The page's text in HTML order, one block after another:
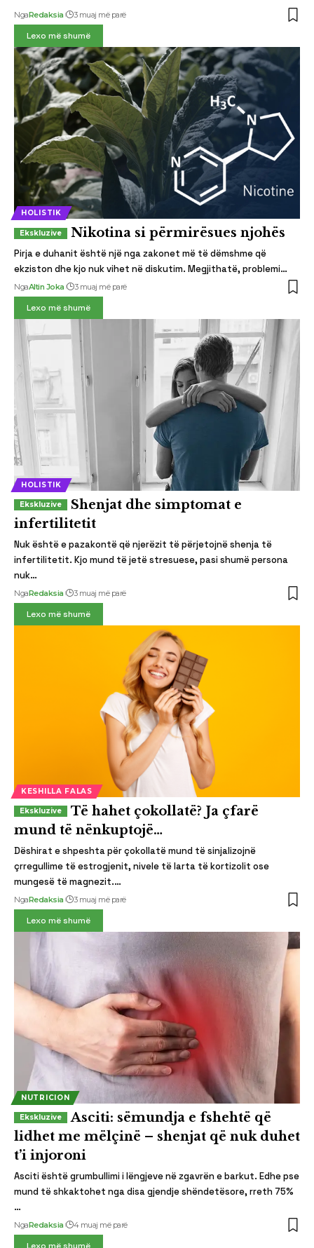
NgaRedaksia 3 muaj më parë
Lexo më shumë
HOLISTIK
Nikotina si përmirësues njohës
Pirja e duhanit është një nga zakonet më të dëmshme që
ekziston dhe kjo nuk vihet në diskutim. Megjithatë, problemi…
NgaAltin Joka 3 muaj më parë
Lexo më shumë
HOLISTIK
Shenjat dhe simptomat e
infertilitetit
Nuk është e pazakontë që njerëzit të përjetojnë shenja të
infertilitetit. Kjo mund të jetë stresuese, pasi shumë persona
nuk…
NgaRedaksia 3 muaj më parë
Lexo më shumë
KESHILLA FALAS
Të hahet çokollatë? Ja çfarë
mund të nënkuptojë…
Dëshirat e shpeshta për çokollatë mund të sinjalizojnë
çrregullime të estrogjenit, nivele të larta të kortizolit ose
mungesë të magnezit.…
NgaRedaksia 3 muaj më parë
Lexo më shumë
NUTRICION
Asciti: sëmundja e fshehtë që
lidhet me mëlçinë – shenjat që nuk duhet
t’i injoroni
Asciti është grumbullimi i lëngjeve në zgavrën e barkut. Edhe pse
mund të shkaktohet nga disa gjendje shëndetësore, rreth 75%
…
NgaRedaksia 4 muaj më parë
Lexo më shumë